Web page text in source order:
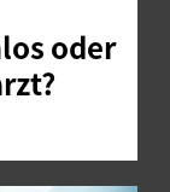
oder